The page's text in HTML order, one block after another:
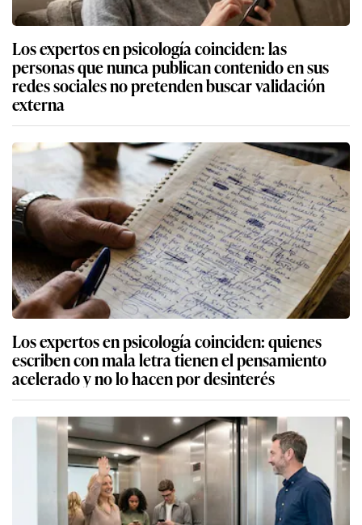
Los expertos en psicología coinciden: las
personas que nunca publican contenido en sus
redes sociales no pretenden buscar validación
externa
Los expertos en psicología coinciden: quienes
escriben con mala letra tienen el pensamiento
acelerado y no lo hacen por desinterés